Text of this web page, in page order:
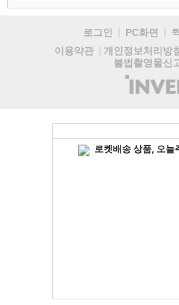
로그인 PC화면
이용약관
개인정보처리방
불법촬영물신
(주)
인